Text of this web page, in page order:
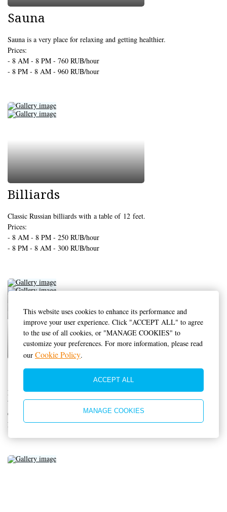
This website uses cookies to enhance its performance and
improve your user experience. Click "ACCEPT ALL" to agree
to the use of all cookies, or "MANAGE COOKIES" to
customize your preferences. For more information, please read
our Cookie Policy.
ACCEPT ALL
MANAGE COOKIES
Sauna
Sauna is a very place for relaxing and getting healthier.
Prices:
- 8 AM - 8 PM - 760 RUB/hour
- 8 PM - 8 AM - 960 RUB/hour
Billiards
Classic Russian billiards with a table of 12 feet.
Prices:
- 8 AM - 8 PM - 250 RUB/hour
- 8 PM - 8 AM - 300 RUB/hour
Hair and beauty salon
Men's haircut - 500+ RUB
Women's haircut - 1000+ RUB
Colouring, multicolour, toning
Eyebrow shaping and tinting